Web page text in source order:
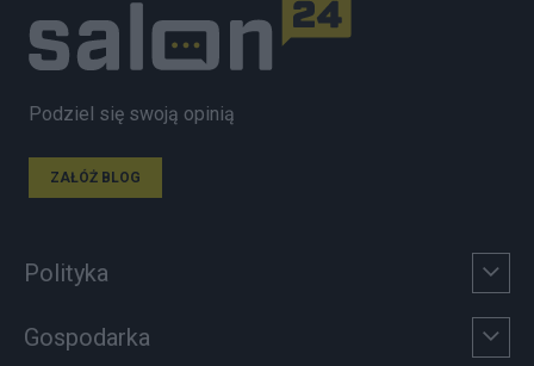
Podziel się swoją opinią
ZAŁÓŻ BLOG
Polityka
Gospodarka